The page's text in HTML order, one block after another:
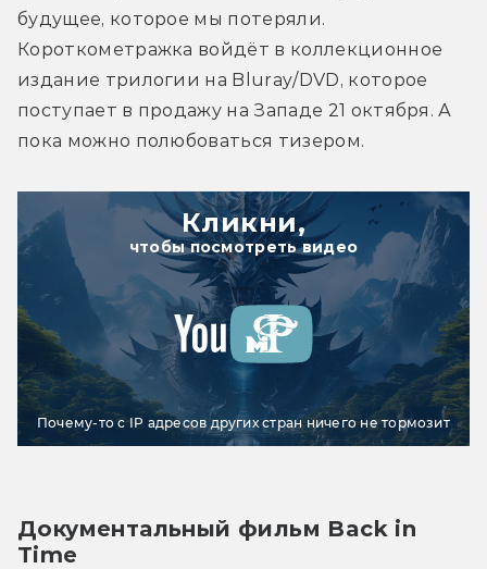
будущее, которое мы потеряли.
Короткометражка войдёт в коллекционное
издание трилогии на Bluray/DVD, которое
поступает в продажу на Западе 21 октября. А
пока можно полюбоваться тизером.
Кликни,
чтобы посмотреть видео
Почему-то с IP адресов других стран ничего не тормозит
Документальный фильм Back in
Time